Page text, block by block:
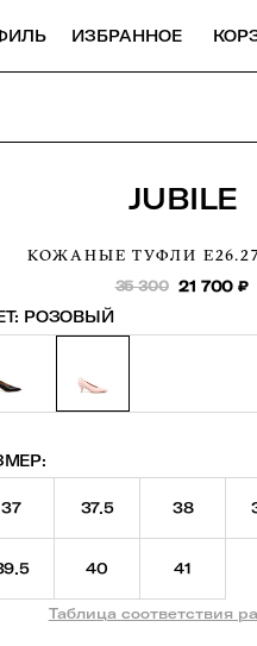
ИЗБРАННОЕ
JUBILE
КОЖАНЫЕ ТУФЛИ
35 300 21 700 ₽
РОЗОВЫЙ
37 37.5 38
39.5 40 41
Таблица соответствия